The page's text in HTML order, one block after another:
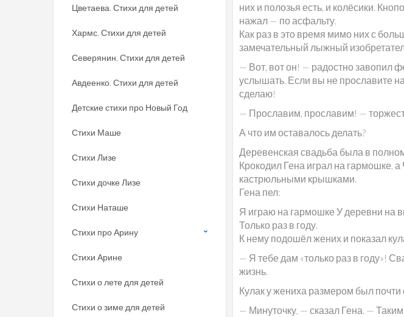
них и полозья есть, и колёсики.
нажал — по асфальту.
Как раз в это время мимо них с
замечательный лыжный
— Вот, вот он! — радостно завопил
услышать. Если вы не прославите
сделаю!
— Прославим, прославим! —
А что им оставалось делать?
Деревенская свадьба была в
Крокодил Гена играл на гармошке,
кастрюльными крышками.
Гена пел:
Я играю на гармошке У деревни на
Только раз в году.
К нему подошёл жених и показал
— Я тебе дам «только раз в году»!
жизнь.
Кулак у жениха размером был почти
— Минуточку, — сказал Гена. —
Цветаева. Стихи для детей
Хармс. Стихи для детей
Северянин. Стихи для детей
Авдеенко. Стихи для детей
Детские стихи про Новый Год
Стихи Маше
Стихи Лизе
Стихи дочке Лизе
Стихи Наташе
Стихи про Арину
Стихи Арине
Стихи о лете для детей
Стихи о зиме для детей